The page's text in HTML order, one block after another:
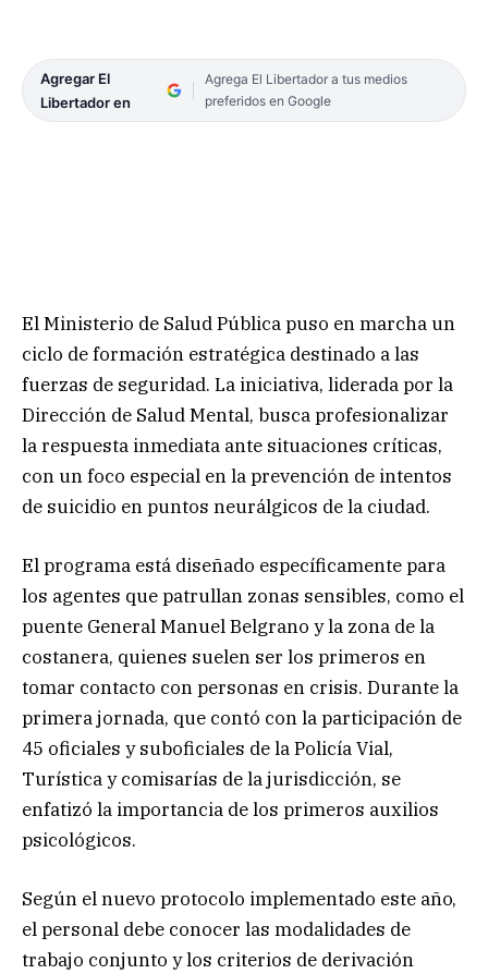
Agregar El
Libertador en
Agrega El Libertador a tus medios
preferidos en Google
El Ministerio de Salud Pública puso en marcha un
ciclo de formación estratégica destinado a las
fuerzas de seguridad. La iniciativa, liderada por la
Dirección de Salud Mental, busca profesionalizar
la respuesta inmediata ante situaciones críticas,
con un foco especial en la prevención de intentos
de suicidio en puntos neurálgicos de la ciudad.
El programa está diseñado específicamente para
los agentes que patrullan zonas sensibles, como el
puente General Manuel Belgrano y la zona de la
costanera, quienes suelen ser los primeros en
tomar contacto con personas en crisis. Durante la
primera jornada, que contó con la participación de
45 oficiales y suboficiales de la Policía Vial,
Turística y comisarías de la jurisdicción, se
enfatizó la importancia de los primeros auxilios
psicológicos.
Según el nuevo protocolo implementado este año,
el personal debe conocer las modalidades de
trabajo conjunto y los criterios de derivación